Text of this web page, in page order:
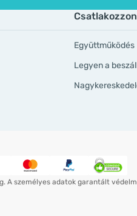
Együttműködés
Legyen a
A személyes adatok garantált